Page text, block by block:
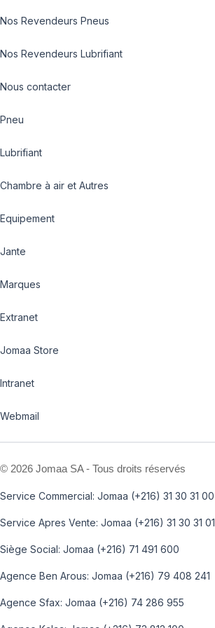
Nos Revendeurs Pneus
Nos Revendeurs Lubrifiant
Nous contacter
Pneu
Lubrifiant
Chambre à air et Autres
Equipement
Jante
Marques
Extranet
Jomaa Store
Intranet
Webmail
© 2026 Jomaa SA - Tous droits réservés
Service Commercial: Jomaa (+216) 31 30 31 00
Service Apres Vente: Jomaa (+216) 31 30 31 01
Siège Social: Jomaa (+216) 71 491 600
Agence Ben Arous: Jomaa (+216) 79 408 241
Agence Sfax: Jomaa (+216) 74 286 955